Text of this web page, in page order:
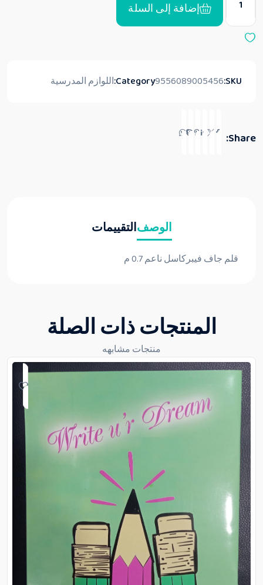
إضافة إلى السلة
SKU:
9556089005456
Category: اللوازم المدرسية
Share:
الوصفالتقييمات
قلم جاف فيبركاسل ناعم 0.7 م
المنتجات ذات الصلة
منتجات مشابهه